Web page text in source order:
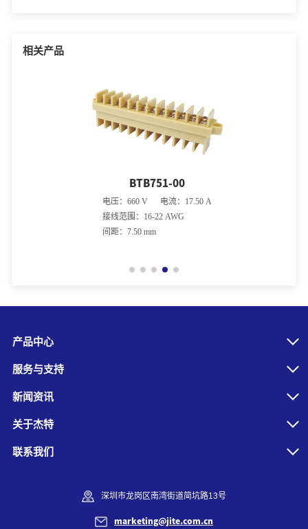
相关产品
BTB751-00
电压：660 V 电流：17.50 A
接线范围：16-22 AWG
间距：7.50 mm
产品中心
服务与支持
新闻资讯
关于杰特
联系我们
深圳市龙岗区南湾街道简坑路13号
marketing@jite.com.cn